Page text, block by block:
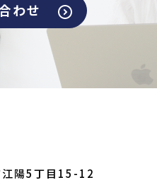
わせ
陽5丁目15-12